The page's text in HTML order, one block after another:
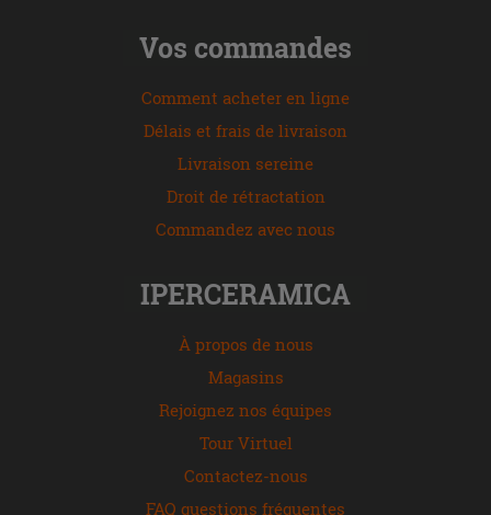
Vos commandes
Comment acheter en ligne
Délais et frais de livraison
Livraison sereine
Droit de rétractation
Commandez avec nous
IPERCERAMICA
À propos de nous
Magasins
Rejoignez nos équipes
Tour Virtuel
Contactez-nous
FAQ questions fréquentes